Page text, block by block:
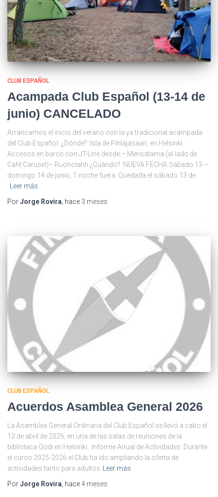
CLUB ESPAÑOL
Acampada Club Español (13-14 de
junio) CANCELADO
Arrancamos el inicio del verano con la ya tradicional acampada
del Club Español. ¿Dónde? Isla de Pihlajasaari, en Helsinki.
Accesos en barco con JT-Line desde:– Merisatama (al lado de
Café Carusel)– Ruoholahti ¿Cuándo? NUEVA FECHA Sábado 13 –
domingo 14 de junio, 1 noche fuera. Quedada el sábado 13 de
Leer más
PorJorge Rovira , hace 3 meses
CLUB ESPAÑOL
Acuerdos Asamblea General 2026
La Asamblea General Ordinaria del Club Español se llevó a cabo el
12 de abril de 2026, en una de las salas de reuniones de la
biblioteca Oodi en Helsinki. Informe Anual de Actividades Durante
el curso 2025-2026 el Club ha ido ampliando la oferta de
actividades tanto para adultos
Leer más
PorJorge Rovira , hace4 meses